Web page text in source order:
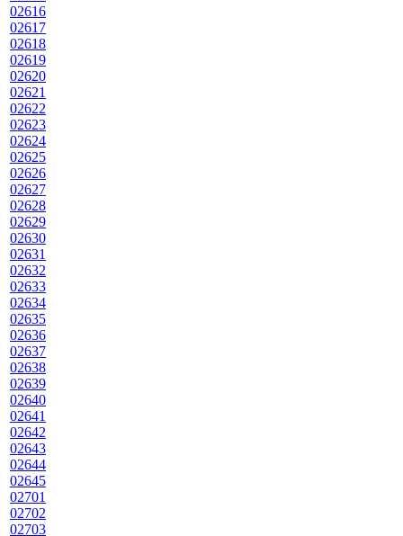
02616
02617
02618
02619
02620
02621
02622
02623
02624
02625
02626
02627
02628
02629
02630
02631
02632
02633
02634
02635
02636
02637
02638
02639
02640
02641
02642
02643
02644
02645
02701
02702
02703